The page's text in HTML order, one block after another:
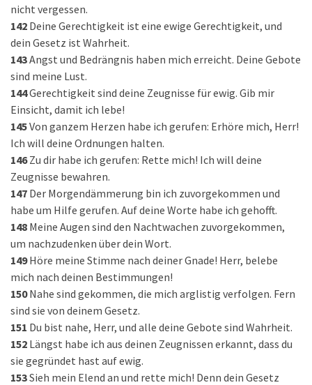
nicht vergessen.
142 Deine Gerechtigkeit ist eine ewige Gerechtigkeit, und
dein Gesetz ist Wahrheit.
143Angst und Bedrängnis haben mich erreicht. Deine Gebote
sind meine Lust.
144Gerechtigkeit sind deine Zeugnisse für ewig. Gib mir
Einsicht, damit ich lebe!
145Von ganzem Herzen habe ich gerufen: Erhöre mich, Herr!
Ich will deine Ordnungen halten.
146 Zu dir habe ich gerufen: Rette mich! Ich will deine
Zeugnisse bewahren.
147 Der Morgendämmerung bin ich zuvorgekommen und
habe um Hilfe gerufen. Auf deine Worte habe ich gehofft.
148 Meine Augen sind den Nachtwachen zuvorgekommen,
um nachzudenken über dein Wort.
149 Höre meine Stimme nach deiner Gnade! Herr, belebe
mich nach deinen Bestimmungen!
150 Nahe sind gekommen, die mich arglistig verfolgen. Fern
sind sie von deinem Gesetz.
151 Du bist nahe, Herr, und alle deine Gebote sind Wahrheit.
152 Längst habe ich aus deinen Zeugnissen erkannt, dass du
sie gegründet hast auf ewig.
153Sieh mein Elend an und rette mich! Denn dein Gesetz